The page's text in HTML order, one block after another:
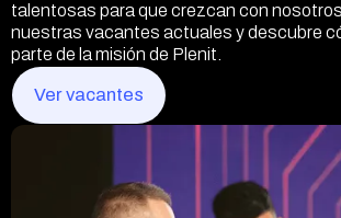
talentosas para que crezcan con
nuestras vacantes actuales y descubre
parte de la misión de Plenit.
Ver vacantes